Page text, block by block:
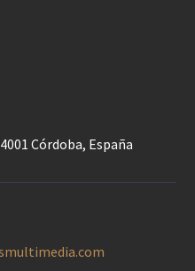
Córdoba, España